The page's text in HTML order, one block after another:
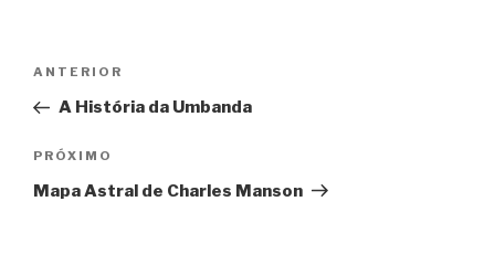
Post
Post
anterior
ANTERIOR
A História da Umbanda
Próximo
post
PRÓXIMO
Mapa Astral de Charles Manson